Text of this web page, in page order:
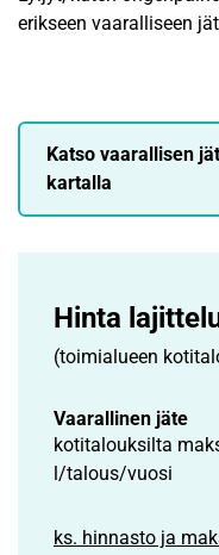
erikseen vaaralliseen
Katso vaarallisen
kartalla
Hinta
(toimialueen
Vaarallinen jäte
kotitalouksilta
l/talous/vuosi
ks. hinnasto ja